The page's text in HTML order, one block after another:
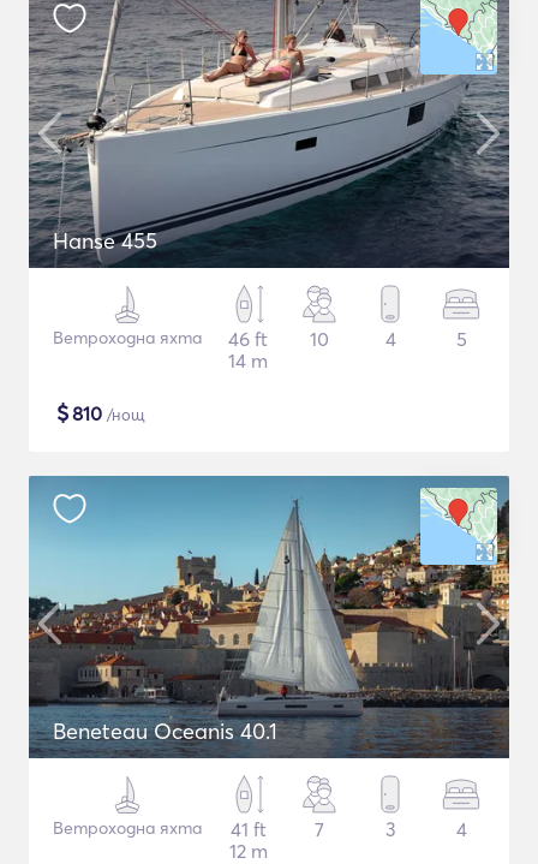
Hanse 455
Ветроходна яхта
46 ft
14 m
10 4 5
$810 /нощ
Beneteau Oceanis 40.1
Ветроходна яхта
41 ft
12 m
7 3 4